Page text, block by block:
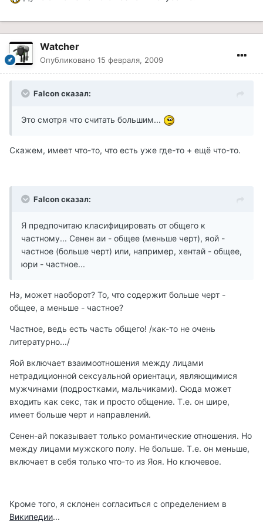
Watcher
Опубликовано 15 февраля, 2009
Falcon сказал:
Это смотря что считать большим...
Скажем, имеет что-то, что есть уже где-то + ещё что-то.
Falcon сказал:
Я предпочитаю класифицировать от общего к
частному... Сенен аи - общее (меньше черт), яой -
частное (больше черт) или, например, хентай - общее,
юри - частное...
Нэ, может наоборот? То, что содержит больше черт -
общее, а меньше - частное?
Частное, ведь есть часть общего! /как-то не очень
литературно.../
Яой включает взаимоотношения между лицами
нетрадиционной сексуальной ориентаци, являющимися
мужчинами (подростками, мальчиками). Сюда может
входить как секс, так и просто общение. Т.е. он шире,
имеет больше черт и направлений.
Сенен-ай показывает только романтические отношения. Но
между лицами мужского полу. Не больше. Т.е. он меньше,
включает в себя только что-то из Яоя. Но ключевое.
Кроме того, я склонен согласиться с определением в
Википедии...